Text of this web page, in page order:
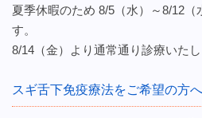
夏季休暇のため 8/5（水）～8/12（
す。
8/14（金）より通常通り診療いたし
スギ舌下免疫療法をご希望の方へ